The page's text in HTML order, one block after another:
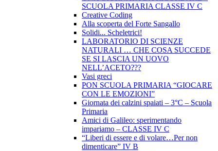
SCUOLA PRIMARIA CLASSE IV C
Creative Coding
Alla scoperta del Forte Sangallo
Solidi... Scheletrici!
LABORATORIO DI SCIENZE
NATURALI … CHE COSA SUCCEDE
SE SI LASCIA UN UOVO
NELL’ACETO???
Vasi greci
PON SCUOLA PRIMARIA “GIOCARE
CON LE EMOZIONI”
Giornata dei calzini spaiati – 3°C – Scuola
Primaria
Amici di Galileo: sperimentando
impariamo – CLASSE IV C
“Liberi di essere e di volare…Per non
dimenticare” IV B